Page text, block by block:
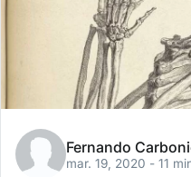
Fernando
mar. 19, 2020 - 11